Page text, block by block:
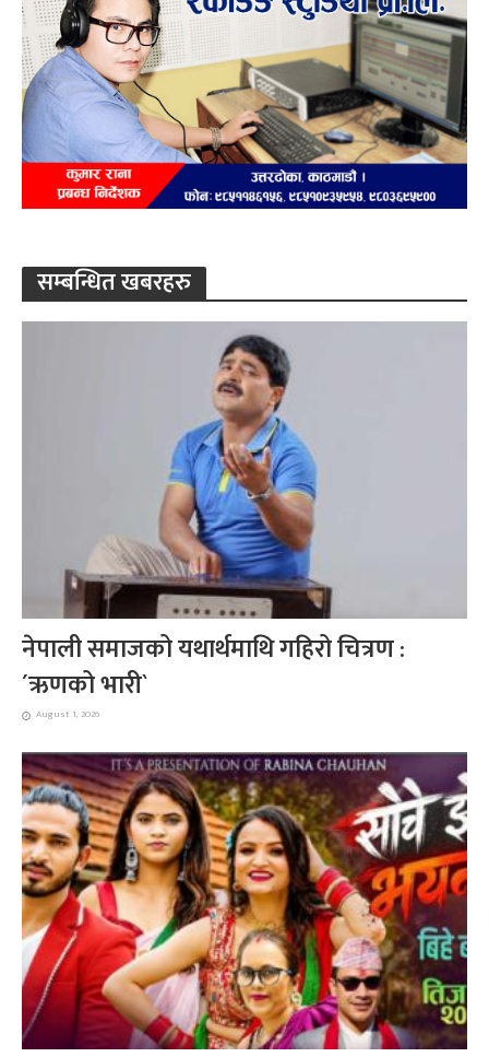
सम्बन्धित खबरहरु
नेपाली समाजको यथार्थमाथि गहिरो चित्रण :
´ऋणको भारी`
August 1, 2026